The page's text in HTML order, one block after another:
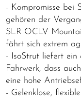
- Kompromisse bei
gehören der
SLR OCLV
fährt sich extrem
- IsoStrut liefert ein
Fahrwerk, dass
eine hohe
- Gelenklose,